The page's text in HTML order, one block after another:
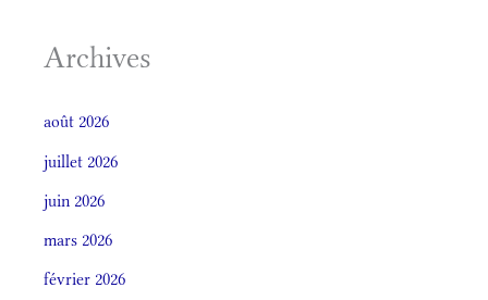
Archives
août 2026
juillet 2026
juin 2026
mars 2026
février 2026